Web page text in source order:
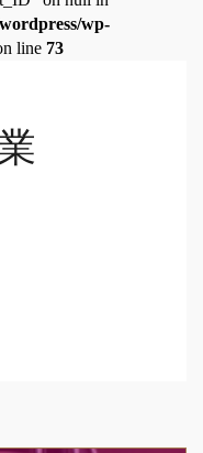
wp-
line 73